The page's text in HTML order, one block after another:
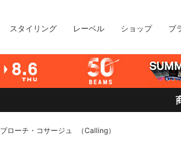
スタイリング レーベル ショップ ブ
ブローチ・コサージュ （Calling）